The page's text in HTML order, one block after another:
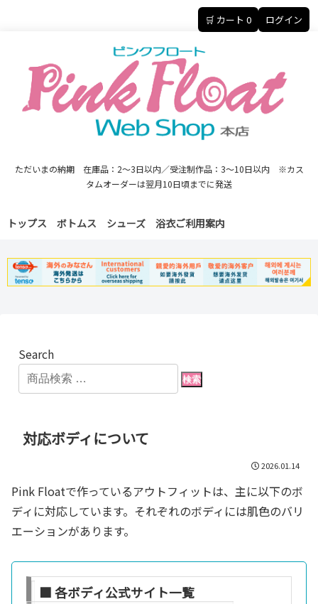
ただいまの納期 在庫品：2～3日以内／受注制作品：3～10日以内 ※カス
タムオーダーは翌月10日頃までに発送
トップス ボトムス シューズ 浴衣ご利用案内
Search
検索
対応ボディについて
2026.01.14
Pink Floatで作っているアウトフィットは、主に以下のボ
ディに対応しています。それぞれのボディには肌色のバリ
エーションがあります。
■ 各ボディ公式サイト一覧
🛒 カート 0 ログイン